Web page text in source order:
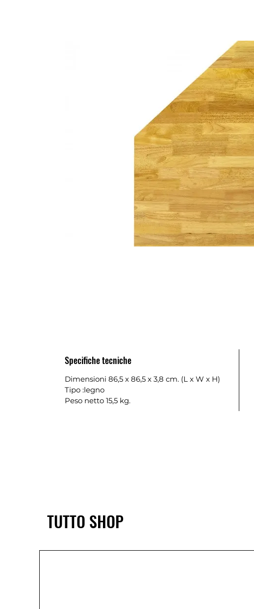
Specifiche tecniche
Dimensioni 86,5 x 86,5 x 3,8 cm. (L x W x H)
Tipo :legno
Peso netto 15,5 kg.
TUTTO SHOP